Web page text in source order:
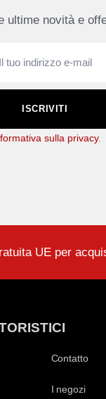
ultime novità e
ISCRIVITI
sulla privacy.
UE per
Contatto
I negozi